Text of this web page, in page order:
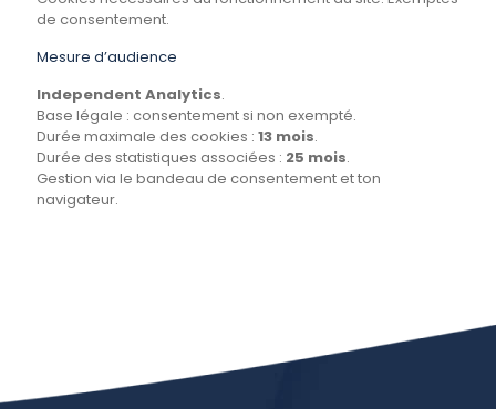
de consentement.
Mesure d’audience
Independent Analytics.
Base légale : consentement si non exempté.
Durée maximale des cookies : 13 mois.
Durée des statistiques associées : 25 mois.
Gestion via le bandeau de consentement et ton
navigateur.